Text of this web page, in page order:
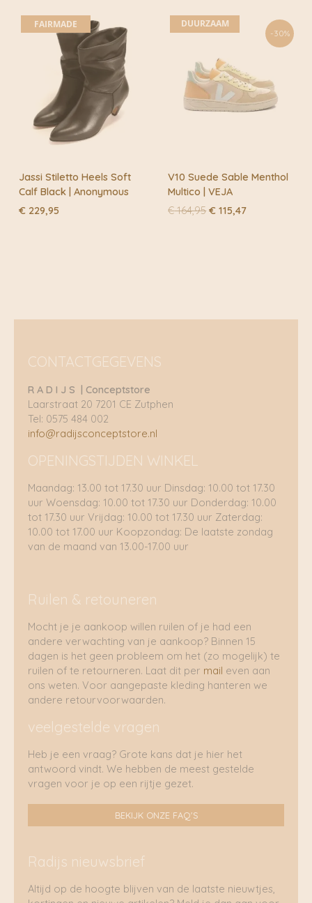
FAIRMADE
Jassi Stiletto Heels Soft
Calf Black | Anonymous
€ 229,95
-30%
DUURZAAM
V10 Suede Sable Menthol
Multico | VEJA
€164,95 Oorspronkelijke
€ 115,47Huidige
CONTACTGEGEVENS
R A D I J S | Conceptstore
Laarstraat 20 7201 CE Zutphen
Tel: 0575 484 002
info@radijsconceptstore.nl
OPENINGSTIJDEN WINKEL
Maandag: 13.00 tot 17.30 uur Dinsdag: 10.00 tot 17.30
uur Woensdag: 10.00 tot 17.30 uur Donderdag: 10.00
tot 17.30 uur Vrijdag: 10.00 tot 17.30 uur Zaterdag:
10.00 tot 17.00 uur Koopzondag: De laatste zondag
van de maand van 13.00-17.00 uur
Ruilen & retouneren
Mocht je je aankoop willen ruilen of je had een
andere verwachting van je aankoop? Binnen 15
dagen is het geen probleem om het (zo mogelijk) te
ruilen of te retourneren. Laat dit per mail even aan
ons weten. Voor aangepaste kleding hanteren we
andere retourvoorwaarden.
veelgestelde vragen
Heb je een vraag? Grote kans dat je hier het
antwoord vindt. We hebben de meest gestelde
vragen voor je op een rijtje gezet.
BEKIJK ONZE FAQ'S
Radijs nieuwsbrief
Altijd op de hoogte blijven van de laatste nieuwtjes,